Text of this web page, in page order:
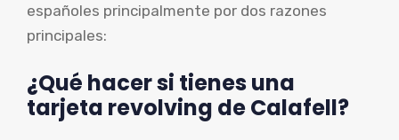
españoles principalmente por dos razones
principales:
¿Qué hacer si tienes una
tarjeta revolving de Calafell?